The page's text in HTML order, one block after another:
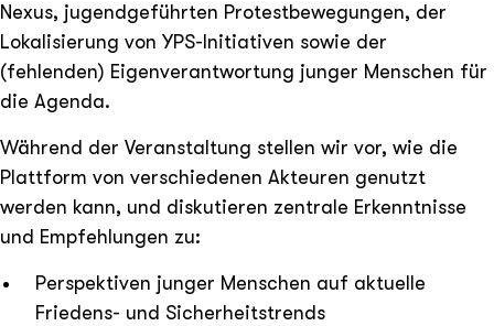
Nexus, jugendgeführten Protestbewegungen, der
Lokalisierung von YPS-Initiativen sowie der
(fehlenden) Eigenverantwortung junger Menschen für
die Agenda.
Während der Veranstaltung stellen wir vor, wie die
Plattform von verschiedenen Akteuren genutzt
werden kann, und diskutieren zentrale Erkenntnisse
und Empfehlungen zu:
Perspektiven junger Menschen auf aktuelle
Friedens- und Sicherheitstrends